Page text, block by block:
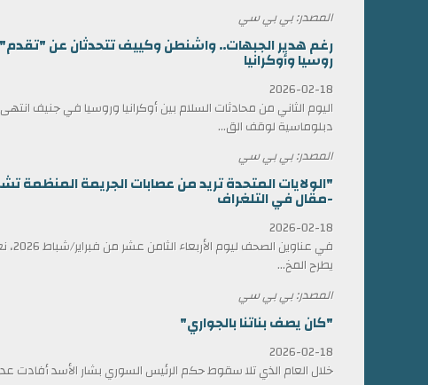
المصدر: بي بي سي
رغم هدير الجبهات.. واشنطن وكييف تتحدثان عن
روسيا وأوكرانيا
2026-02-18
اليوم الثاني من محادثات السلام بين أوكرانيا وروسيا في جنيف
دبلوماسية لوقف الق...
المصدر: بي بي سي
"الولايات المتحدة تريد من عصابات الجريمة
-مقال في التلغراف
2026-02-18
في
يطرح المخ...
المصدر: بي بي سي
"كان يصف بناتنا بالجواري"
2026-02-18
خلال العام الذي تلا سقوط حكم الرئيس السوري بشار الأسد